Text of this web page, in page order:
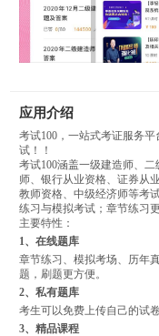
应用介绍
考试100，一站式考证服务
试！！
考试100涵盖一级建造师、
师、银行从业资格、证券从
教师资格、中级经济师等考
练习与模拟考试；章节练习
主要特性：
1、在线题库
章节练习、模拟考场、历年
题，刷题更方便。
2、私有题库
考生可以免费上传自己的试
3、精品课程